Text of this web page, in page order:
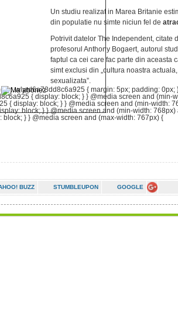
Un studiu realizat in Marea Britanie
din populatie nu simte niciun fel de
Potrivit datelor The Independent, citate
profesorul Anthony Bogaert, autorul
faptul ca cei care fac parte din aceasta
simt exclusi din „cultura noastra
sexualizata”.
.wlyrd6a73dd8c6a925 { margin: 5px; padding: 0px;
{ display: block; } } @media screen and (min-
{ display: block; } } @media screen and (min-width:
block; } } @media screen and (min-width: 768px)
} } @media screen and (max-width: 767px) {
BUZZ STUMBLEUPON GOOGLE